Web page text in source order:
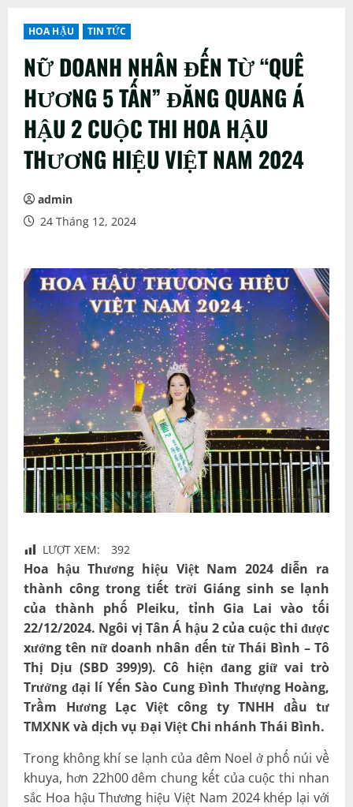
HOA HẬU TIN TỨC
NỮ DOANH NHÂN ĐẾN TỪ “QUÊ
HƯƠNG 5 TẤN” ĐĂNG QUANG Á
HẬU 2 CUỘC THI HOA HẬU
THƯƠNG HIỆU VIỆT NAM 2024
admin
24 Tháng 12, 2024
LƯỢT XEM: 392
Hoa hậu Thương hiệu Việt Nam 2024 diễn ra
thành công trong tiết trời Giáng sinh se lạnh
của thành phố Pleiku, tỉnh Gia Lai vào tối
22/12/2024. Ngôi vị Tân Á hậu 2 của cuộc thi được
xướng tên nữ doanh nhân đến từ Thái Bình – Tô
Thị Dịu (SBD 399)9). Cô hiện đang giữ vai trò
Trưởng đại lí Yến Sào Cung Đình Thượng Hoàng,
Trầm Hương Lạc Việt công ty TNHH đầu tư
TMXNK và dịch vụ Đại Việt Chi nhánh Thái Bình.
Trong không khí se lạnh của đêm Noel ở phố núi về
khuya, hơn 22h00 đêm chung kết của cuộc thi nhan
sắc Hoa hậu Thương hiệu Việt Nam 2024 khép lại với